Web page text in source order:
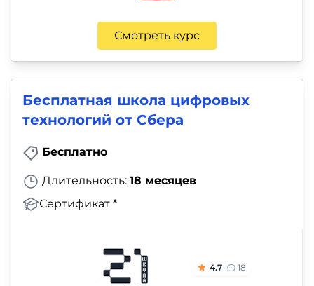
Смотреть курс
Бесплатная школа цифровых
технологий от Сбера
Бесплатно
Длительность: 18 месяцев
Сертификат *
4.7 18